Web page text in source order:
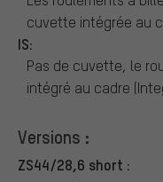
cuvette intégrée au
IS:
Pas de cuvette, le
intégré au cadre
Versions :
ZS44/28,6 short :